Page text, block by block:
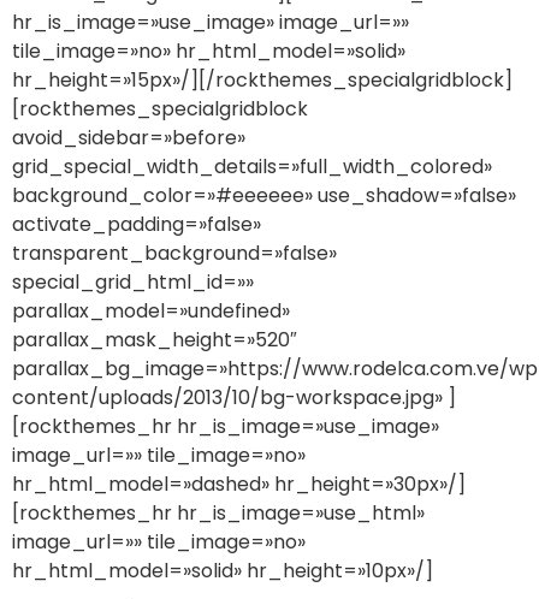
hr_is_image=»use_image» image_url=»»
tile_image=»no» hr_html_model=»solid»
hr_height=»15px»/][/rockthemes_specialgridblock]
[rockthemes_specialgridblock
avoid_sidebar=»before»
grid_special_width_details=»full_width_colored»
background_color=»#eeeeee» use_shadow=»false»
activate_padding=»false»
transparent_background=»false»
special_grid_html_id=»»
parallax_model=»undefined»
parallax_mask_height=»520″
parallax_bg_image=»https://www.rodelca.com.ve/
content/uploads/2013/10/bg-workspace.jpg» ]
[rockthemes_hr hr_is_image=»use_image»
image_url=»» tile_image=»no»
hr_html_model=»dashed» hr_height=»30px»/]
[rockthemes_hr hr_is_image=»use_html»
image_url=»» tile_image=»no»
hr_html_model=»solid» hr_height=»10px»/]